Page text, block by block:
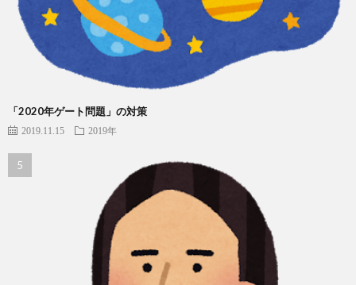
「2020年ゲート問題」の対策
2019.11.15 2019年